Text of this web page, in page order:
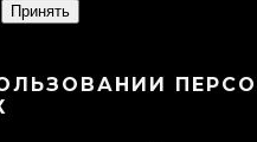
Принять